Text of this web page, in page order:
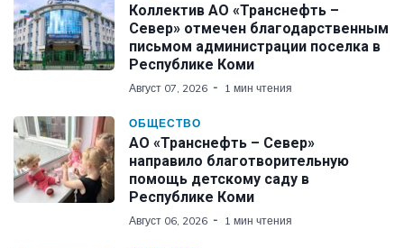
Коллектив АО «Транснефть –
Север» отмечен благодарственным
письмом администрации поселка в
Республике Коми
Август 07, 2026 1 мин чтения
ОБЩЕСТВО
АО «Транснефть – Север»
направило благотворительную
помощь детскому саду в
Республике Коми
Август 06, 2026 1 мин чтения